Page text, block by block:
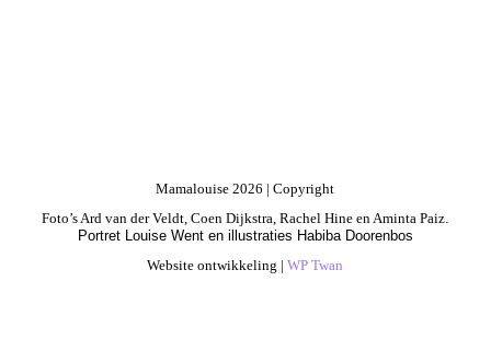
Mamalouise 2026 | Copyright
Foto’s Ard van der Veldt, Coen Dijkstra, Rachel Hine en Aminta Paiz.
Portret Louise Went en illustraties Habiba Doorenbos
Website ontwikkeling |WP Twan